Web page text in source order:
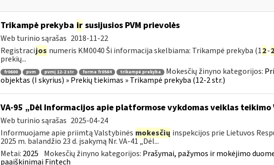
Trikampė prekyba irsusijusios PVM prievolės
Web turinio sąrašas 2018-11-22
Registracijos numeris KM0040 Ši informacija skelbiama: Trikampė prekyba (12-2
prekių...
fr0600 pvm pvmį 12-2 str forma fr0564 trikampė prekyba Mokesčių žinyno kategorijos:
objektas (I skyrius) » Prekių tiekimas » Trikampė prekyba (12-2 str.)
VA-95 „Dėl Informacijos apie platformose vykdomas veiklas
Web turinio sąrašas 2025-04-24
Informuojame apie priimtą Valstybinės mokesčių inspekcijos prie Lietuvos
2025 m. balandžio 23 d. įsakymą Nr. VA-41 „Dėl...
Metai: 2025 Mokesčių žinyno kategorijos: Prašymai, pažymos ir mokėjimo
paaiškinimai Fintech